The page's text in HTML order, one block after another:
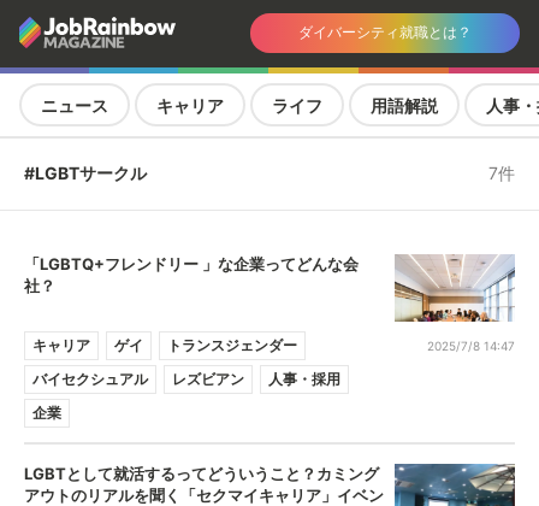
ダイバーシティ就職とは？
ニュース キャリア ライフ 用語解説 人事
#LGBTサークル 7件
「LGBTQ+フレンドリー 」な企業ってどんな会
社？
キャリア ゲイ
トランスジェンダー
バイセクシュアル
レズビアン
人事・採用
企業
2025/7/8 14:47
LGBTとして就活するってどういうこと？カミング
アウトのリアルを聞く「セクマイキャリア」イベン